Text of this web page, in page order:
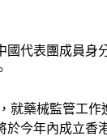
代表團成員身
就藥械監管工作
今年內成立香